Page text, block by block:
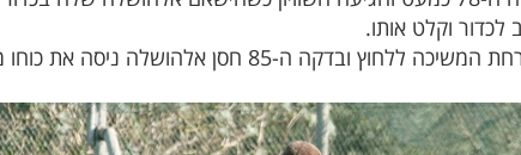
לכדור וקלט אותו.
ללחוץ ובדקה ה-85 חסן אלהושלה ניסה את כוחו מ 18 מטרים אך גם הפעם בוכמן היה במקום.